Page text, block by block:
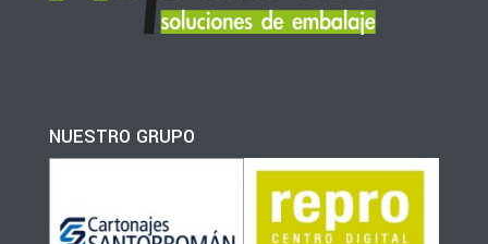
NUESTRO GRUPO